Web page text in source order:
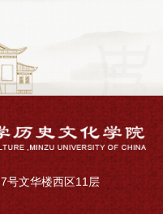
号文华楼西区11层